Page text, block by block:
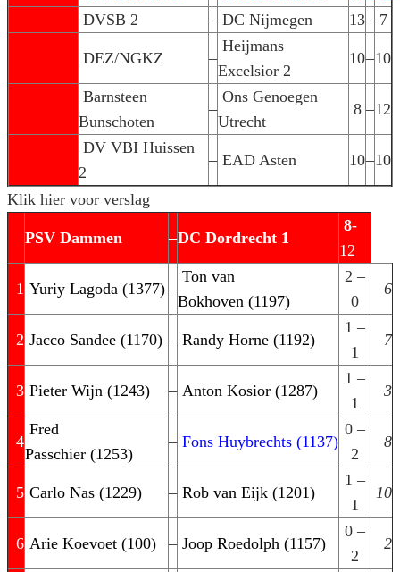
DVSB 2
– DC Nijmegen 13– 7
DEZ/NGKZ –
Heijmans
Excelsior 2
10–10
Barnsteen
Bunschoten
–
Ons Genoegen
Utrecht
8 –12
DV VBI Huissen
2
– EAD Asten 10–10
Klik hier voor verslag
PSV Dammen –DC Dordrecht 1
8-
12
1 Yuriy Lagoda (1377) –
Ton van
Bokhoven (1197)
2 –
0
6
2 Jacco Sandee (1170) – Randy Horne (1192)
1 –
1
7
3 Pieter Wijn (1243) – Anton Kosior (1287)
1 –
1
3
4
Fred
Passchier (1253)
– Fons Huybrechts (1137)
0 –
2
8
5 Carlo Nas (1229) – Rob van Eijk (1201)
1 –
1
10
6 Arie Koevoet (100) – Joop Roedolph (1157)
0 –
2
2